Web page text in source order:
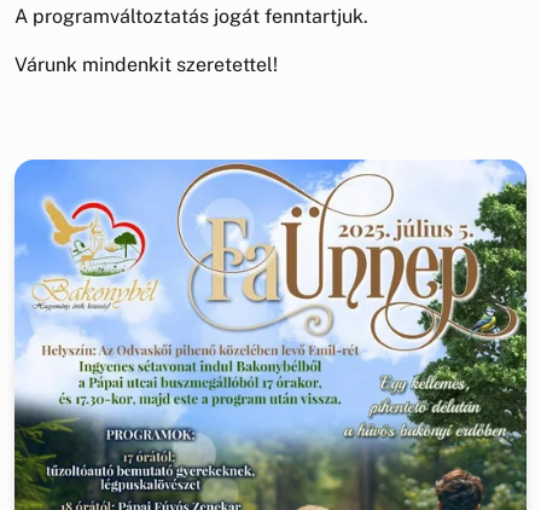
A programváltoztatás jogát fenntartjuk.
Várunk mindenkit szeretettel!